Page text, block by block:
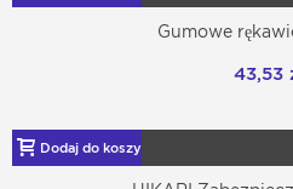
Gumowe
43,53
Dodaj do koszyka